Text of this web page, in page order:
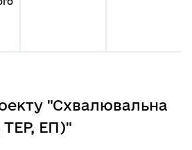
"Схвалювальна
ТЕР, ЕП)"